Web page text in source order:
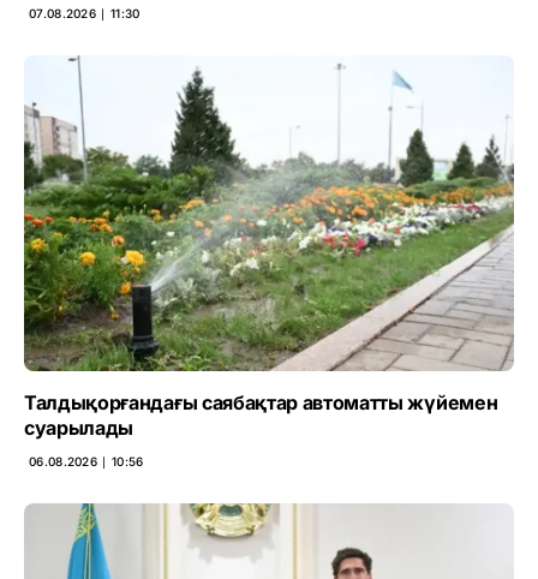
07.08.2026 ∣ 11:30
Талдықорғандағы саябақтар автоматты жүйемен
суарылады
06.08.2026 ∣ 10:56